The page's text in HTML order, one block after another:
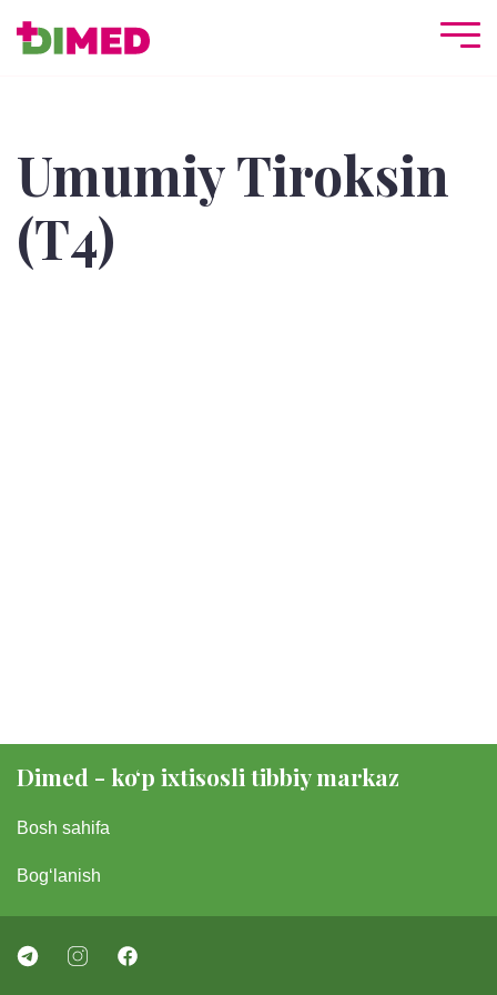
Umumiy Tiroksin
(T4)
Dimed - koʻp ixtisosli tibbiy markaz
Bosh sahifa
Bogʻlanish